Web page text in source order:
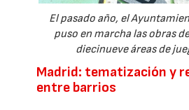
El pasado año, el
puso en marcha las obras
diecinueve áreas de
Madrid: tematización y
entre barrios